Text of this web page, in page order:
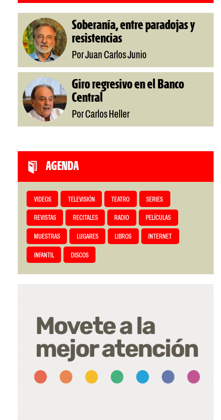
Soberanía, entre paradojas y
resistencias
Por Juan Carlos Junio
Giro regresivo en el Banco
Central
Por Carlos Heller
AGENDA
VIDEOS TELEVISIÓN TEATRO SERIES
REVISTAS RECITALES RADIO PELÍCULAS
MUESTRAS LUGARES LIBROS INTERNET
INFANTIL DISCOS